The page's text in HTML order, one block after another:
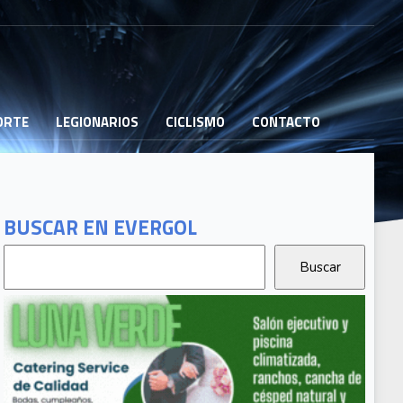
LEGIONARIOS CICLISMO CONTACTO
BUSCAR EN EVERGOL